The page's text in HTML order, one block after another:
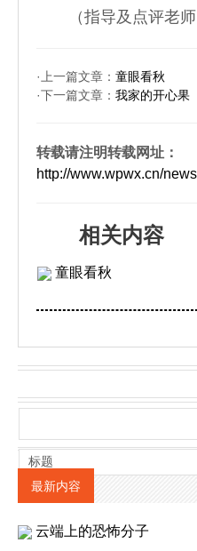
（指导及点评老师
·上一篇文章： 童眼看秋
·下一篇文章： 我家的开心果
转载请注明转载网址：
http://www.wpwx.cn/
相关内容
童眼看秋
最新内容
云端上的恐怖分子